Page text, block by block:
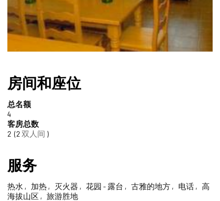
房间和座位
总名额
4
客房总数
2 2 双人间
服务
热水 加热 灭火器 花园 - 露台 古雅的地方 电话
高
海拔山区
旅游胜地